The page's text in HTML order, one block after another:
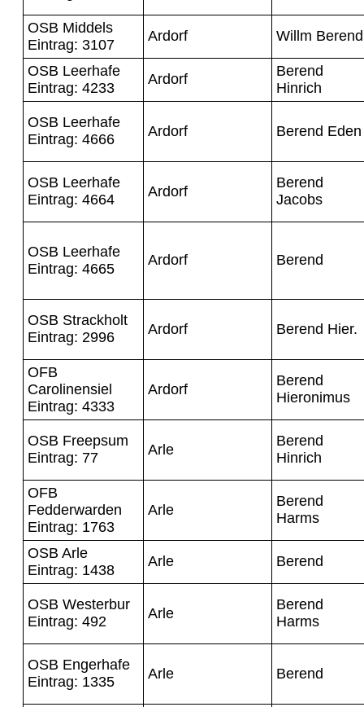
OSB Middels
Eintrag: 3107
Ardorf Willm Berend
OSB Leerhafe
Eintrag: 4233
Ardorf
Berend
Hinrich
OSB Leerhafe
Eintrag: 4666
Ardorf Berend Eden
OSB Leerhafe
Eintrag: 4664
Ardorf
Berend
Jacobs
OSB Leerhafe
Eintrag: 4665
Ardorf Berend
OSB Strackholt
Eintrag: 2996
Ardorf Berend Hier.
OFB
Carolinensiel
Eintrag: 4333
Ardorf
Berend
Hieronimus
OSB Freepsum
Eintrag: 77
Arle
Berend
Hinrich
OFB
Fedderwarden
Eintrag: 1763
Arle
Berend
Harms
OSB Arle
Eintrag: 1438
Arle Berend
OSB Westerbur
Eintrag: 492
Arle
Berend
Harms
OSB Engerhafe
Eintrag: 1335
Arle Berend